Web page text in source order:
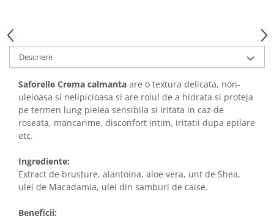
Descriere
Saforelle Crema calmanta are o textura delicata, non-
uleioasa si nelipicioasa si are rolul de a hidrata si proteja
pe termen lung pielea sensibila si iritata in caz de
roseata, mancarime, disconfort intim, iritatii dupa epilare
etc.
Ingrediente:
Extract de brusture, alantoina, aloe vera, unt de Shea,
ulei de Macadamia, ulei din samburi de caise.
Beneficii: